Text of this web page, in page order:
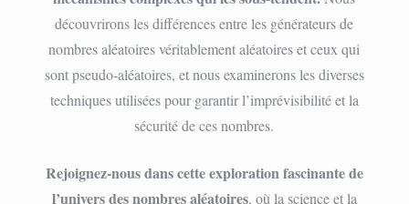
découvrirons les différences entre les générateurs de
nombres aléatoires véritablement aléatoires et ceux qui
sont pseudo-aléatoires, et nous examinerons les diverses
techniques utilisées pour garantir l’imprévisibilité et la
sécurité de ces nombres.
Rejoignez-nous dans cette exploration fascinante de
l’univers des nombres aléatoires, où la science et la